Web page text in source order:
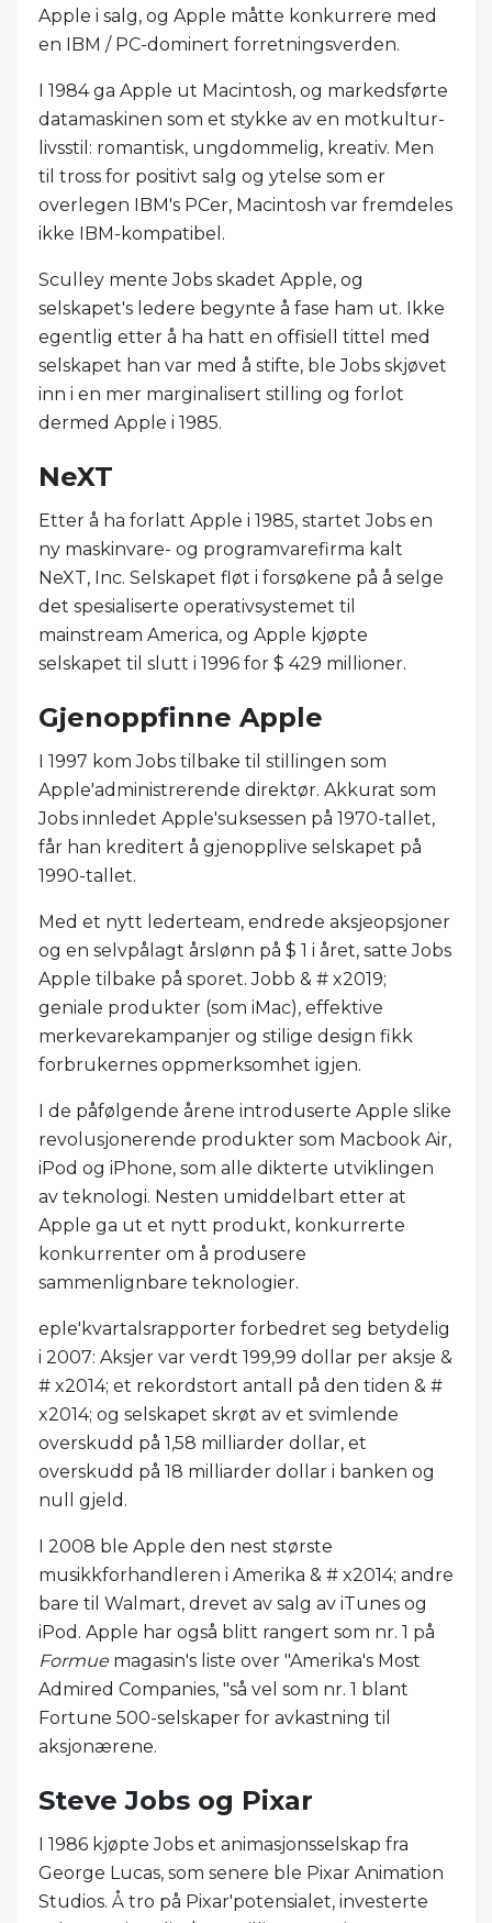
Apple i salg, og Apple måtte konkurrere med
en IBM / PC-dominert forretningsverden.
I 1984 ga Apple ut Macintosh, og markedsførte
datamaskinen som et stykke av en motkultur-
livsstil: romantisk, ungdommelig, kreativ. Men
til tross for positivt salg og ytelse som er
overlegen IBM's PCer, Macintosh var fremdeles
ikke IBM-kompatibel.
Sculley mente Jobs skadet Apple, og
selskapet's ledere begynte å fase ham ut. Ikke
egentlig etter å ha hatt en offisiell tittel med
selskapet han var med å stifte, ble Jobs skjøvet
inn i en mer marginalisert stilling og forlot
dermed Apple i 1985.
NeXT
Etter å ha forlatt Apple i 1985, startet Jobs en
ny maskinvare- og programvarefirma kalt
NeXT, Inc. Selskapet fløt i forsøkene på å selge
det spesialiserte operativsystemet til
mainstream America, og Apple kjøpte
selskapet til slutt i 1996 for $ 429 millioner.
Gjenoppfinne Apple
I 1997 kom Jobs tilbake til stillingen som
Apple'administrerende direktør. Akkurat som
Jobs innledet Apple'suksessen på 1970-tallet,
får han kreditert å gjenopplive selskapet på
1990-tallet.
Med et nytt lederteam, endrede aksjeopsjoner
og en selvpålagt årslønn på $ 1 i året, satte Jobs
Apple tilbake på sporet. Jobb & # x2019;
geniale produkter (som iMac), effektive
merkevarekampanjer og stilige design fikk
forbrukernes oppmerksomhet igjen.
I de påfølgende årene introduserte Apple slike
revolusjonerende produkter som Macbook Air,
iPod og iPhone, som alle dikterte utviklingen
av teknologi. Nesten umiddelbart etter at
Apple ga ut et nytt produkt, konkurrerte
konkurrenter om å produsere
sammenlignbare teknologier.
eple'kvartalsrapporter forbedret seg betydelig
i 2007: Aksjer var verdt 199,99 dollar per aksje &
# x2014; et rekordstort antall på den tiden & #
x2014; og selskapet skrøt av et svimlende
overskudd på 1,58 milliarder dollar, et
overskudd på 18 milliarder dollar i banken og
null gjeld.
I 2008 ble Apple den nest største
musikkforhandleren i Amerika & # x2014; andre
bare til Walmart, drevet av salg av iTunes og
iPod. Apple har også blitt rangert som nr. 1 på
Formuemagasin's liste over "Amerika's Most
Admired Companies, "så vel som nr. 1 blant
Fortune 500-selskaper for avkastning til
aksjonærene.
Steve Jobs og Pixar
I 1986 kjøpte Jobs et animasjonsselskap fra
George Lucas, som senere ble Pixar Animation
Studios. Å tro på Pixar'potensialet, investerte